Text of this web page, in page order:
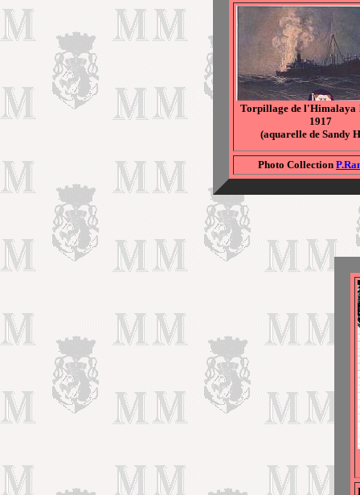
Torpillage de l'Himalaya
1917
(aquarelle de Sandy
Photo Collection